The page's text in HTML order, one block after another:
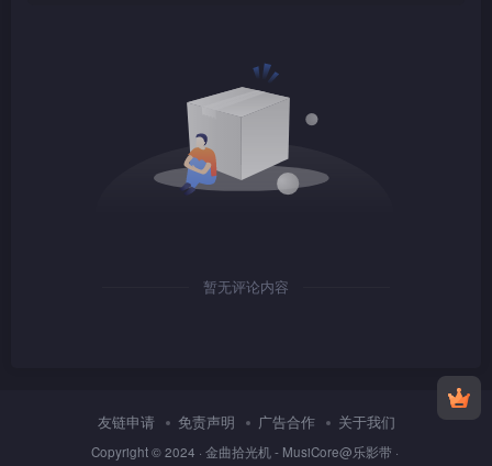
1080P TS
暂无评论内容
友链申请 免责声明 广告合作 关于我们
Copyright © 2024 · 金曲拾光机 - MusiCore@乐影带 ·